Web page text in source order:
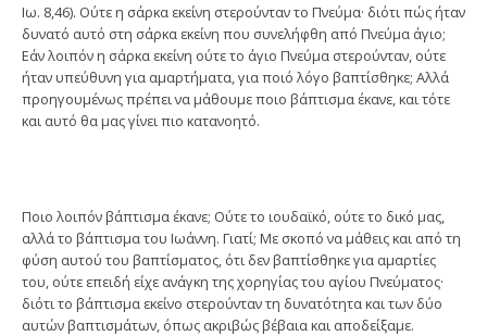
Ιω. 8,46). Ούτε η σάρκα εκείνη στερούνταν το Πνεύμα· διότι πώς ήταν
δυνατό αυτό στη σάρκα εκείνη που συνελήφθη από Πνεύμα άγιο;
Εάν λοιπόν η σάρ­κα εκείνη ούτε το άγιο Πνεύμα στερούνταν, ούτε
ήταν υπεύθυνη για αμαρτήματα, για ποιό λόγο βαπτίσθηκε; Αλλά
προηγουμένως πρέπει να μάθουμε ποιο βάπτισμα έκανε, και τότε
και αυτό θα μας γίνει πιο κατανοητό.
Ποιο λοιπόν βάπτισμα έκανε; Ούτε το ιουδαϊκό, ούτε το δικό μας,
αλλά το βάπτισμα του Ιωάννη. Γιατί; Με σκοπό να μάθεις και από τη
φύση αυτού του βαπτίσματος, ότι δεν βαπτίσθηκε για αμαρτίες
του, ούτε επειδή είχε ανάγκη της χορηγίας του αγίου Πνεύματος·
διότι το βάπτισμα εκείνο στερούνταν τη δυνατότητα και των δύο
αυτών βαπτισμάτων, όπως ακριβώς βέβαια και αποδεί­ξαμε.